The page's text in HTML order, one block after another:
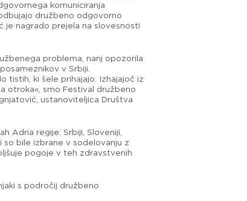
komuniciranja
družbeno odgovorno
je nagrado prejela na slovesnosti
problema, nanj opozorila
v Srbiji.
tistih, ki šele prihajajo. Izhajajoč iz
otroka«, smo Festival družbeno
ustanoviteljica Društva
Adria regije: Srbiji, Sloveniji,
so bile izbrane v sodelovanju z
pogoje v teh zdravstvenih
s področij družbeno